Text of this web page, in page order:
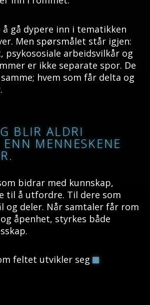
å gå dypere inn i tematikken
Men spørsmålet står igjen:
psykososiale arbeidsvilkår og
er ikke separate spor. De
hvem som får delta og
BLIR ALDRI
ENN MENNESKENE
bidrar med kunnskap,
til å utfordre. Til dere som
og deler. Når samtaler får rom
åpenhet, styrkes både
feltet utvikler seg